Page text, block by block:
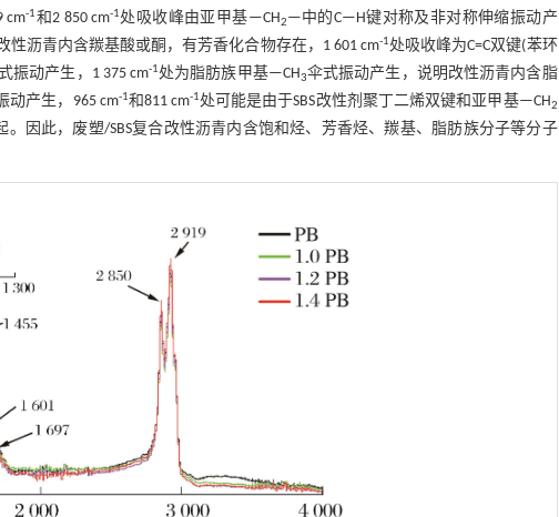
cm-1和2 850 cm-1处吸收峰由亚甲基—CH2—中的C—H键对称及非对称伸缩振动产
沥青内含羰基酸或酮，有芳香化合物存在，1 601 cm-1处吸收峰为C=C双键(苯环
振动产生，1 375 cm-1处为脂肪族甲基—CH3伞式振动产生，说明改性沥青内含脂
动产生，965 cm-1和811 cm-1处可能是由于SBS改性剂聚丁二烯双键和亚甲基—CH2
因此，废塑/SBS复合改性沥青内含饱和烃、芳香烃、羰基、脂肪族分子等分子